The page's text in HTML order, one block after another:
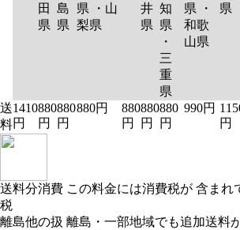
田
県
島
県
県 ・山
梨県
井
県
知
県
・
三
重
県
県 ・
和歌
山県
県
送
料
1410
円
880
円
880
円
880円
880
円
880
円
880
円
990円
円
送料分消費
税
この料金には消費税が 含まれ
離島他の扱 離島・一部地域でも追加送料